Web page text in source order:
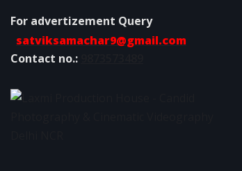
For advertizement Query
satviksamachar9@gmail.com
Contact no.: